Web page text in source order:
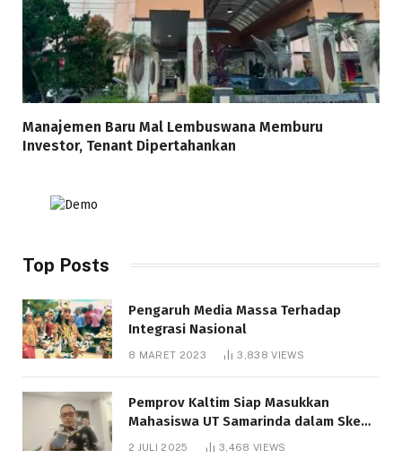
Manajemen Baru Mal Lembuswana Memburu
Investor, Tenant Dipertahankan
Top Posts
Pengaruh Media Massa Terhadap
Integrasi Nasional
8 MARET 2023 3,838VIEWS
Pemprov Kaltim Siap Masukkan
Mahasiswa UT Samarinda dalam Skema
Bantuan Pendidikan Gratispol
2 JULI 2025 3,468 VIEWS